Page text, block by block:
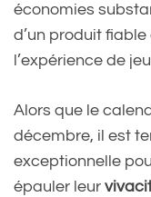
économies
d’un produit
l’expérience de
Alors que le
décembre, il est
exceptionnelle
épauler leur